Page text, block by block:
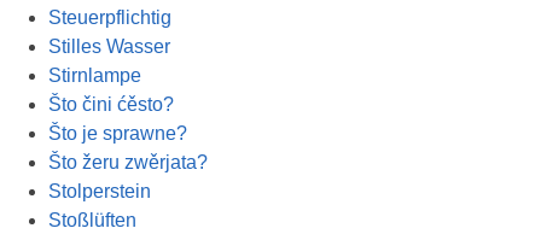
Steuerpflichtig
Stilles Wasser
Stirnlampe
Što čini ćěsto?
Što je sprawne?
Što žeru zwěrjata?
Stolperstein
Stoßlüften